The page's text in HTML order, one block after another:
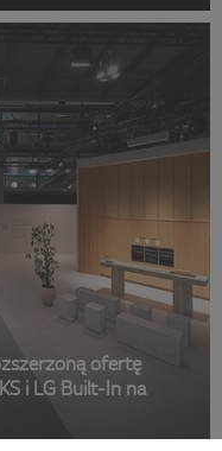
ofertę
i LG Built-In na